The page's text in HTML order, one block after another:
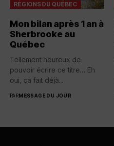
RÉGIONS DU QUÉBEC
Mon bilan après 1 an à
Sherbrooke au
Québec
Tellement heureux de
pouvoir écrire ce titre… Eh
oui, ça fait déjà...
PARMESSAGE DU JOUR